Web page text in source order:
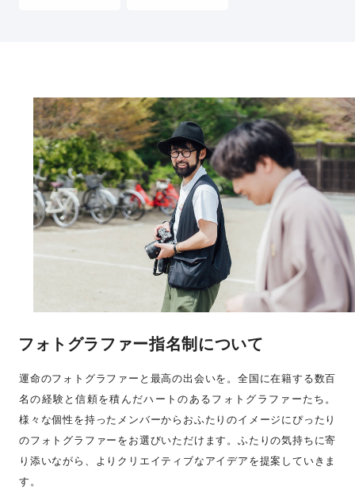
フォトグラファー指名制について
運命のフォトグラファーと最高の出会いを。全国に在籍する数百
名の経験と信頼を積んだハートのあるフォトグラファーたち。
様々な個性を持ったメンバーからおふたりのイメージにぴったり
のフォトグラファーをお選びいただけます。ふたりの気持ちに寄
り添いながら、よりクリエイティブなアイデアを提案していきま
す。